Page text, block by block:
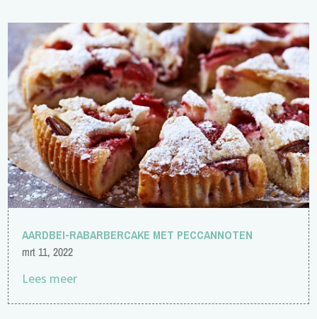
AARDBEI-RABARBERCAKE MET PECCANNOTEN
mrt 11, 2022
Lees meer